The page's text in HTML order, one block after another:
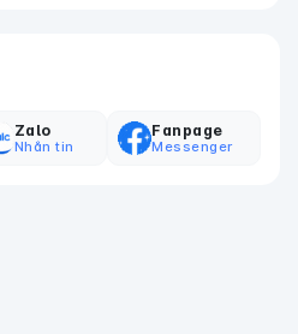
Zalo
Nhắn tin
Fanpage
Messenger